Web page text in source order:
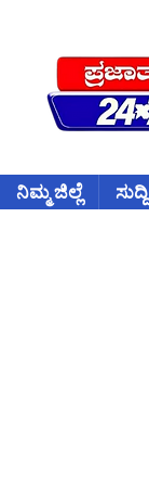
ನಿಮ್ಮ ಜಿಲ್ಲೆ ಸುದ್ದಿ